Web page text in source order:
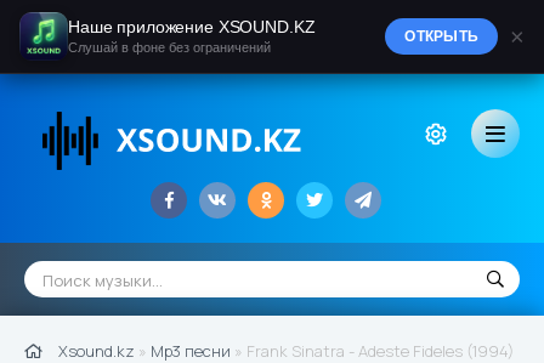
Xsound.kz » Mp3 песни » Frank Sinatra - Adeste Fideles (1994)
Наше приложение XSOUND.KZ
Слушай в фоне без ограничений
ОТКРЫТЬ ×